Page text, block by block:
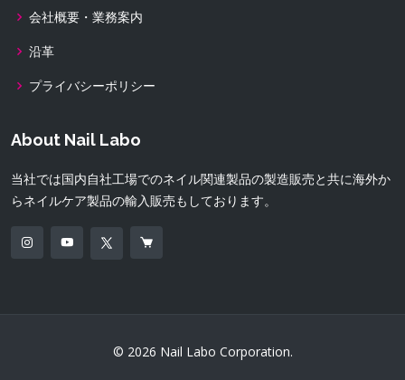
会社概要・業務案内
沿革
プライバシーポリシー
About Nail Labo
当社では国内自社工場でのネイル関連製品の製造販売と共に海外か
らネイルケア製品の輸入販売もしております。
© 2026 Nail Labo Corporation.